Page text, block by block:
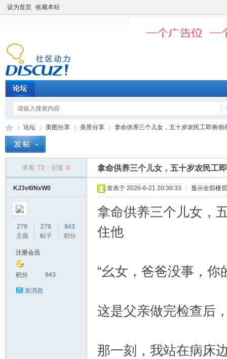
设为首页 收藏本站
论坛
论坛
›
美图分享 美景分享
›
拿命供养三个儿女，五十岁农民工即将倒
查看: 72 回复: 0 拿命供养三个儿女，五十岁农民工
KJ3vI0NxW0
279
主题
279
帖子
943
积分
注册会员
积分 943
发消息
发表于 2026-6-21 20:38:33 显示全部楼层
拿命供养三个儿女，
住他
“幺女，爸爸没事，你
这是父亲做完检查后
那一刻，我站在病床